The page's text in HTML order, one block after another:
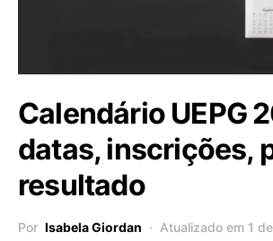
Calendário UEPG
datas, inscrições,
resultado
Por Isabela Giordan Atualizado em 1